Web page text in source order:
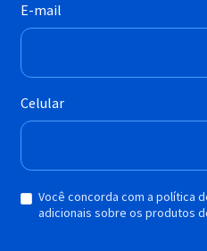
E-mail
Celular
Você concorda com a política
adicionais sobre os produtos